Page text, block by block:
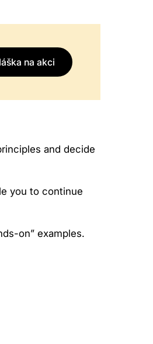
na akci
and decide
you to continue
on” examples.